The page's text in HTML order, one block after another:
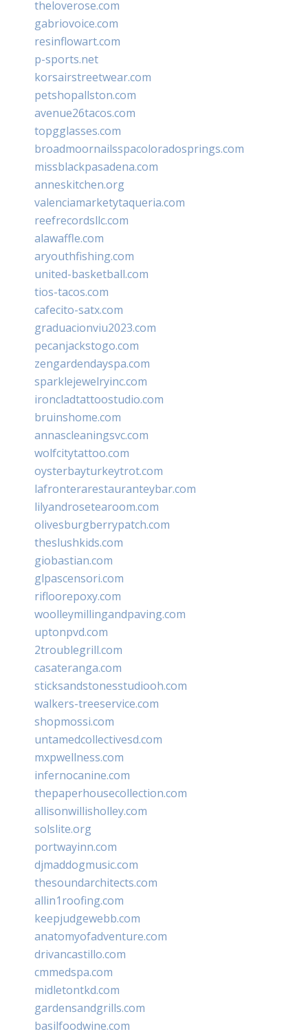
theloverose.com
gabriovoice.com
resinflowart.com
p-sports.net
korsairstreetwear.com
petshopallston.com
avenue26tacos.com
topgglasses.com
broadmoornailsspacoloradosprings.com
missblackpasadena.com
anneskitchen.org
valenciamarketytaqueria.com
reefrecordsllc.com
alawaffle.com
aryouthfishing.com
united-basketball.com
tios-tacos.com
cafecito-satx.com
graduacionviu2023.com
pecanjackstogo.com
zengardendayspa.com
sparklejewelryinc.com
ironcladtattoostudio.com
bruinshome.com
annascleaningsvc.com
wolfcitytattoo.com
oysterbayturkeytrot.com
lafronterarestauranteybar.com
lilyandrosetearoom.com
olivesburgberrypatch.com
theslushkids.com
giobastian.com
glpascensori.com
rifloorepoxy.com
woolleymillingandpaving.com
uptonpvd.com
2troublegrill.com
casateranga.com
sticksandstonesstudiooh.com
walkers-treeservice.com
shopmossi.com
untamedcollectivesd.com
mxpwellness.com
infernocanine.com
thepaperhousecollection.com
allisonwillisholley.com
solslite.org
portwayinn.com
djmaddogmusic.com
thesoundarchitects.com
allin1roofing.com
keepjudgewebb.com
anatomyofadventure.com
drivancastillo.com
cmmedspa.com
midletontkd.com
gardensandgrills.com
basilfoodwine.com